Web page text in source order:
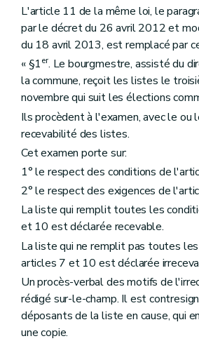
L'article 11 de la même loi, le
par le décret du 26 avril 2012 et
du 18 avril 2013, est remplacé par
« §1er. Le bourgmestre, assisté du
la commune, reçoit les listes le
novembre qui suit les élections
Ils procèdent à l'examen, avec le ou
recevabilité des listes.
Cet examen porte sur:
1° le respect des conditions de
2° le respect des exigences de
La liste qui remplit toutes les
et 10 est déclarée recevable.
La liste qui ne remplit pas toutes
articles 7 et 10 est déclarée
Un procès-verbal des motifs de
rédigé sur-le-champ. Il est
déposants de la liste en cause, qui
une copie.